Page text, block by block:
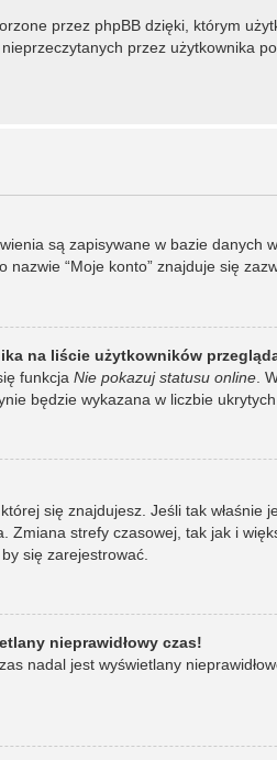
przez phpBB dzięki, którym
przez użytkownika
są zapisywane w bazie
“Moje konto” znajduje się
na liście użytkowników
funkcja Nie pokazuj statusu online .
będzie wykazana w liczbie ukrytych
się znajdujesz. Jeśli tak
strefy czasowej, tak jak i
się zarejestrować.
nieprawidłowy czas!
nadal jest wyświetlany